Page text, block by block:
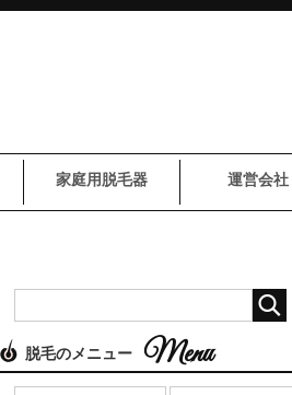
家庭用脱毛器 運営会社
脱毛のメニュー